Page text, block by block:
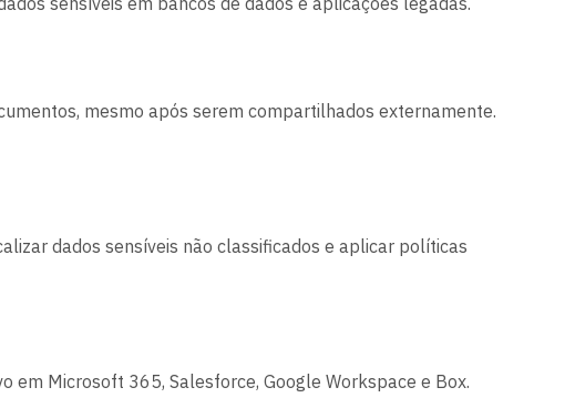
mesmo após serem compartilhados externamente.
dados sensíveis não classificados e aplicar políticas
em Microsoft 365, Salesforce, Google Workspace e Box.